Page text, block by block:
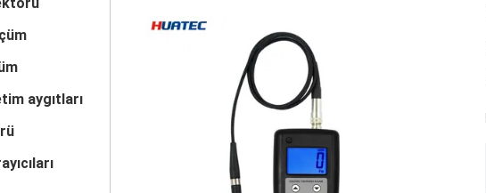
aygıtları